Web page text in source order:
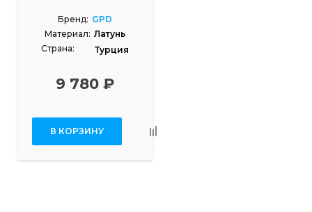
Бренд: GPD
Материал: Латунь
Страна:
Турция
9 780 ₽
В КОРЗИНУ